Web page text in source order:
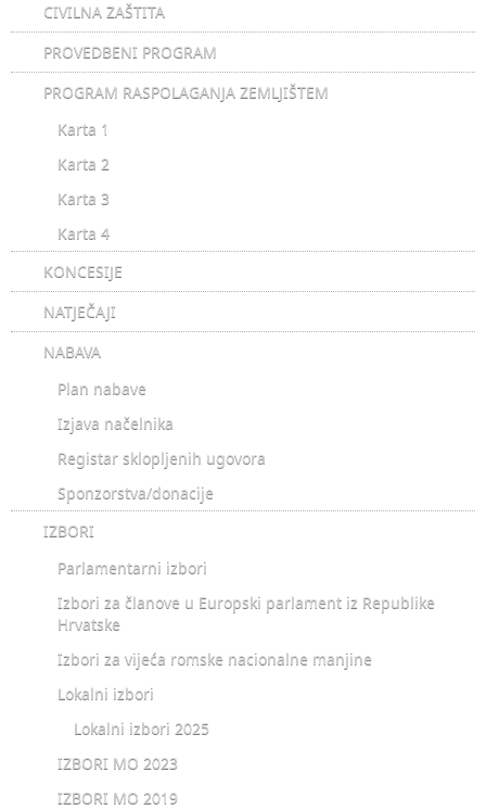
CIVILNA ZAŠTITA
PROVEDBENI PROGRAM
PROGRAM RASPOLAGANJA ZEMLJIŠTEM
Karta 1
Karta 2
Karta 3
Karta 4
KONCESIJE
NATJEČAJI
NABAVA
Plan nabave
Izjava načelnika
Registar sklopljenih ugovora
Sponzorstva/donacije
IZBORI
Parlamentarni izbori
Izbori za članove u Europski parlament iz Republike
Hrvatske
Izbori za vijeća romske nacionalne manjine
Lokalni izbori
Lokalni izbori 2025
IZBORI MO 2023
IZBORI MO 2019